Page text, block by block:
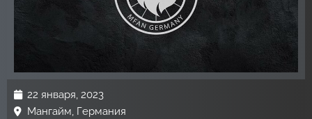
22 января, 2023
Мангайм, Германия